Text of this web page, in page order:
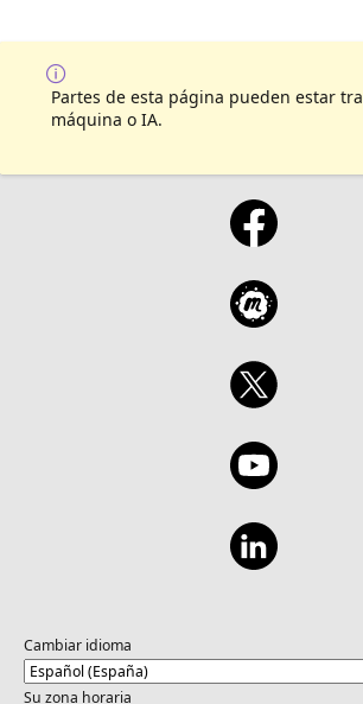
Partes de esta página pueden estar
máquina o IA.
Cambiar idioma
Su zona horaria